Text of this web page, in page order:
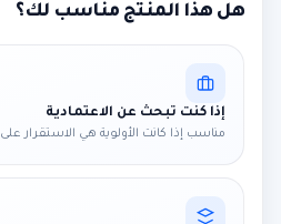
هل هذا المنتج مناسب لك؟
إذا كنت تبحث عن الاعتمادية
مناسب إذا كانت الأولوية هي الاستقرار